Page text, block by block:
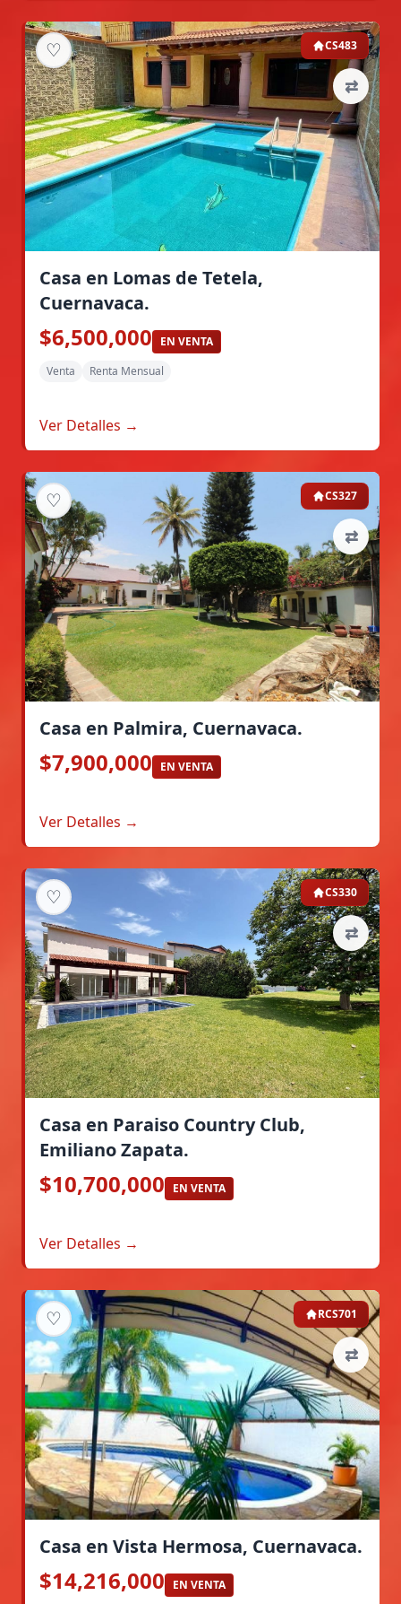
♡
⇄
CS483
Casa en Lomas de Tetela,
Cuernavaca.
$6,500,000
EN VENTA
Venta
Renta Mensual
Ver Detalles →
♡
⇄
CS327
Casa en Palmira, Cuernavaca.
$7,900,000 EN VENTA
Ver Detalles →
♡
⇄
CS330
Casa en Paraiso Country Club,
Emiliano Zapata.
$10,700,000 EN VENTA
Ver Detalles →
♡
⇄
RCS701
Casa en Vista Hermosa, Cuernavaca.
$14,216,000 EN VENTA